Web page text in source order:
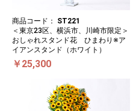
商品コード： ST221
＜東京23区、横浜市、川崎市限定＞
おしゃれスタンド花 ひまわり※ア
イアンスタンド（ホワイト）
￥25,300